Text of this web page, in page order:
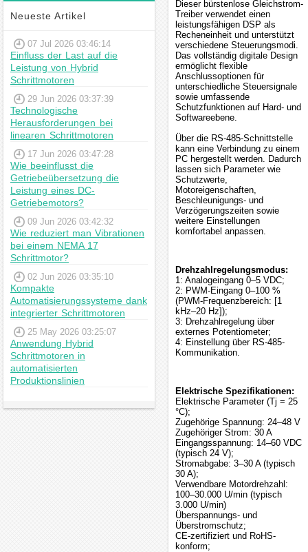
Neueste Artikel
07 Jul 2026 03:46:14
Einfluss der Last auf die
Leistung von Hybrid
Schrittmotoren
29 Jun 2026 03:37:39
Technologische
Herausforderungen bei
linearen Schrittmotoren
17 Jun 2026 03:47:28
Wie beeinflusst die
Getriebeübersetzung die
Leistung eines DC-
Getriebemotors?
09 Jun 2026 03:42:32
Wie reduziert man Vibrationen
bei einem NEMA 17
Schrittmotor?
02 Jun 2026 03:35:10
Kompakte
Automatisierungssysteme dank
integrierter Schrittmotoren
25 May 2026 03:25:07
Anwendung Hybrid
Schrittmotoren in
automatisierten
Produktionslinien
Dieser bürstenlose Gleichstrom-
Treiber verwendet einen
leistungsfähigen DSP als
Recheneinheit und unterstützt
verschiedene Steuerungsmodi.
Das vollständig digitale Design
ermöglicht flexible
Anschlussoptionen für
unterschiedliche Steuersignale
sowie umfassende
Schutzfunktionen auf Hard- und
Softwareebene.
Über die RS-485-Schnittstelle
kann eine Verbindung zu einem
PC hergestellt werden. Dadurch
lassen sich Parameter wie
Schutzwerte,
Motoreigenschaften,
Beschleunigungs- und
Verzögerungszeiten sowie
weitere Einstellungen
komfortabel anpassen.
Drehzahlregelungsmodus:
1: Analogeingang 0–5 VDC;
2: PWM-Eingang 0–100 %
(PWM-Frequenzbereich: [1
kHz–20 Hz]);
3: Drehzahlregelung über
externes Potentiometer;
4: Einstellung über RS-485-
Kommunikation.
Elektrische Spezifikationen:
Elektrische Parameter (Tj = 25
°C);
Zugehörige Spannung: 24–48 V
Zugehöriger Strom: 30 A
Eingangsspannung: 14–60 VDC
(typisch 24 V);
Stromabgabe: 3–30 A (typisch
30 A);
Verwendbare Motordrehzahl:
100–30.000 U/min (typisch
3.000 U/min)
Überspannungs- und
Überstromschutz;
CE-zertifiziert und RoHS-
konform;